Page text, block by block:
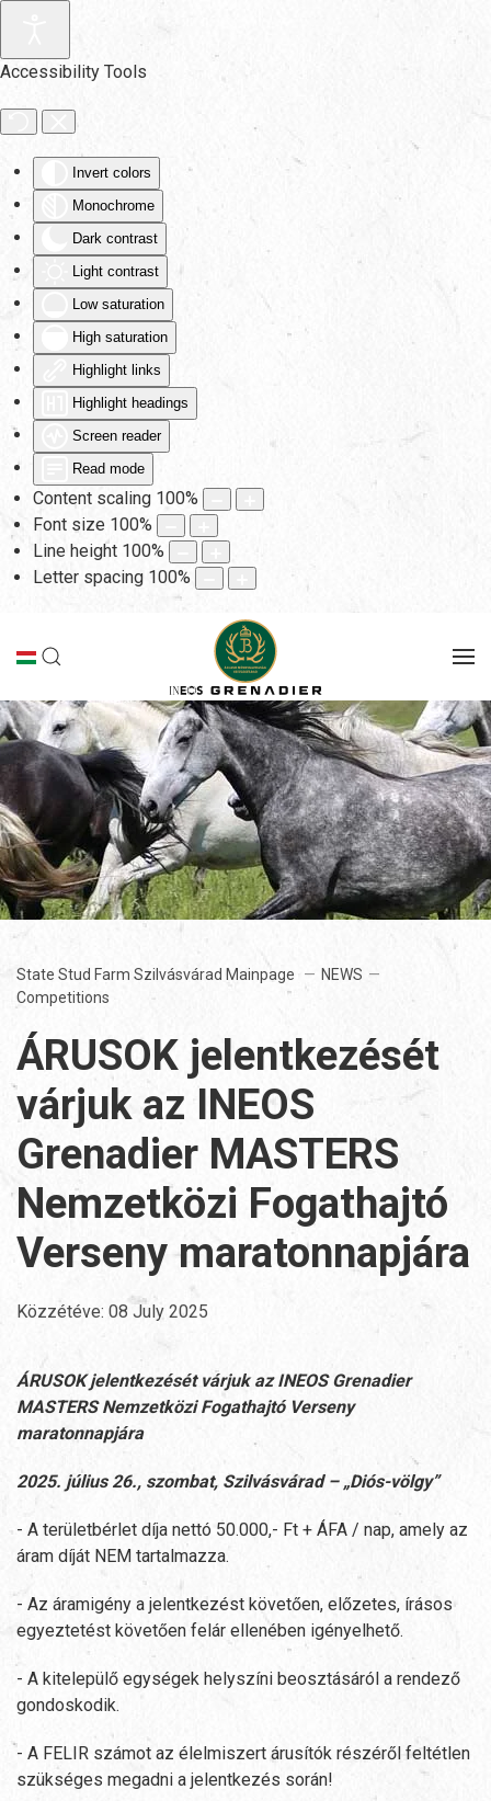
Accessibility Tools
Invert colors
Monochrome
Dark contrast
Light contrast
Low saturation
High saturation
Highlight links
Highlight headings
Screen reader
Read mode
Content scaling 100%
Font size 100%
Line height 100%
Letter spacing 100%
Skip to main content
State Stud Farm Szilvásvárad Mainpage
NEWS
Competitions
ÁRUSOK jelentkezését
várjuk az INEOS
Grenadier MASTERS
Nemzetközi Fogathajtó
Verseny maratonnapjára
Közzétéve: 08 July 2025
ÁRUSOK jelentkezését várjuk az INEOS Grenadier
MASTERS Nemzetközi Fogathajtó Verseny
maratonnapjára
2025. július 26., szombat, Szilvásvárad – „Diós-völgy”
- A területbérlet díja nettó 50.000,- Ft + ÁFA / nap, amely az
áram díját NEM tartalmazza.
- Az áramigény a jelentkezést követően, előzetes, írásos
egyeztetést követően felár ellenében igényelhető.
- A kitelepülő egységek helyszíni beosztásáról a rendező
gondoskodik.
- A FELIR számot az élelmiszert árusítók részéről feltétlen
szükséges megadni a jelentkezés során!